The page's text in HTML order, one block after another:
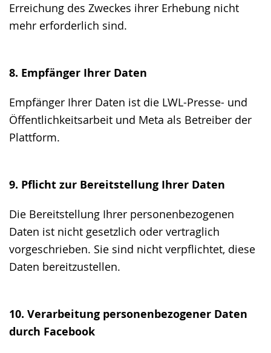
Erreichung des Zweckes ihrer Erhebung nicht
mehr erforderlich sind.
8. Empfänger Ihrer Daten
Empfänger Ihrer Daten ist die LWL-Presse- und
Öffentlichkeitsarbeit und Meta als Betreiber der
Plattform.
9. Pflicht zur Bereitstellung Ihrer Daten
Die Bereitstellung Ihrer personenbezogenen
Daten ist nicht gesetzlich oder vertraglich
vorgeschrieben. Sie sind nicht verpflichtet, diese
Daten bereitzustellen.
10. Verarbeitung personenbezogener Daten
durch Facebook